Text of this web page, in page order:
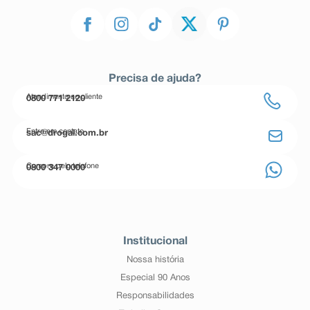
Precisa de ajuda?
Atendimento ao cliente
0800 771 2120
Entre em contato
sac@drogal.com.br
Compre pelo telefone
0800 347 0000
Institucional
Nossa história
Especial 90 Anos
Responsabilidades